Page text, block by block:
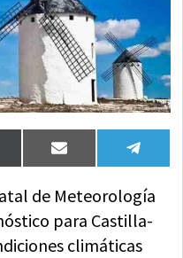
Compartir
en
Email
en
de Meteorología
para Castilla-
climáticas